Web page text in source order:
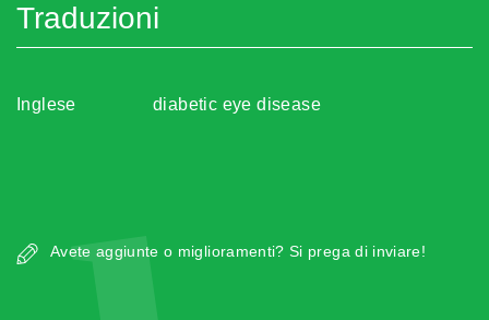
Traduzioni
Inglese diabetic eye disease
Avete aggiunte o miglioramenti? Si prega di inviare!